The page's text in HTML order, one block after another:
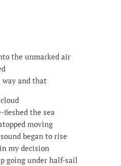
the unmarked air
and that
ﬂeshed the sea
moving
began to rise
my decision
going under half-sail